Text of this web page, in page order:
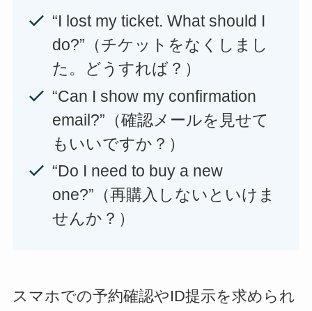
“I lost my ticket. What should I
do?”（チケットをなくしまし
た。どうすれば？）
“Can I show my confirmation
email?”（確認メールを見せて
もいいですか？）
“Do I need to buy a new
one?”（再購入しないといけま
せんか？）
スマホでの予約確認やID提示を求められ